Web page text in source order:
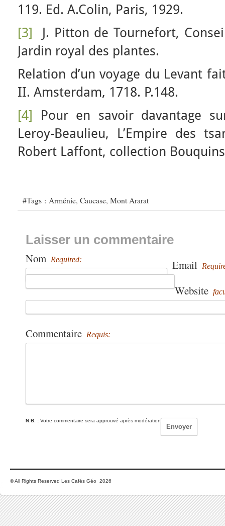
119. Ed. A.Colin, Paris, 1929.
[3] J. Pitton de Tournefort,
Jardin royal des plantes.
Relation d’un voyage du Levant
II. Amsterdam, 1718. P.148.
[4] Pour en savoir davantage
Leroy-Beaulieu, L’Empire des
Robert Laffont, collection
#Tags : Arménie, Caucase, Mont Ararat
Laisser un commentaire
Nom Required: Email
Website
Commentaire Requis:
N.B. : Votre commentaire sera approuvé après modération
© All Rights Reserved Les Cafés Géo 2026